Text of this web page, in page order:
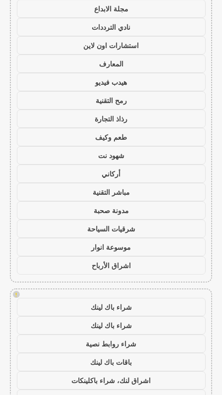
مجلة الابداع
نادي الترددات
استشارات اون لاين
المعارف
هيدب فيديو
رمح التقنية
رذاذ التجارة
طعم وكيف
شهود نت
أركاني
مباشر التقنية
مدونة صحبة
شرقيات السياحة
موسوعة انوار
اشراق الأرباح
!
شراء باك لينك
شراء باك لينك
شراء روابط نصية
باقات باك لينك
اشراق لنك، شراء باكلينكات